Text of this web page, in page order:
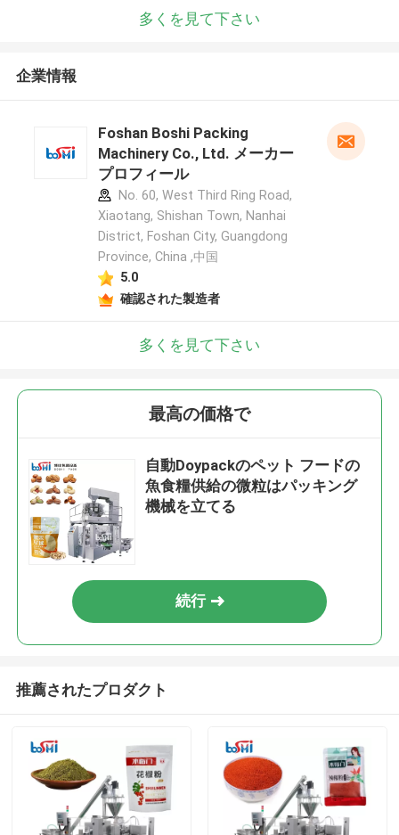
多くを見て下さい
企業情報
Foshan Boshi Packing
Machinery Co., Ltd. メーカー
プロフィール
No. 60, West Third Ring Road,
Xiaotang, Shishan Town, Nanhai
District, Foshan City, Guangdong
Province, China ,中国
5.0
確認された製造者
多くを見て下さい
最高の価格で
自動Doypackのペット フードの
魚食糧供給の微粒はパッキング
機械を立てる
続行
推薦されたプロダクト